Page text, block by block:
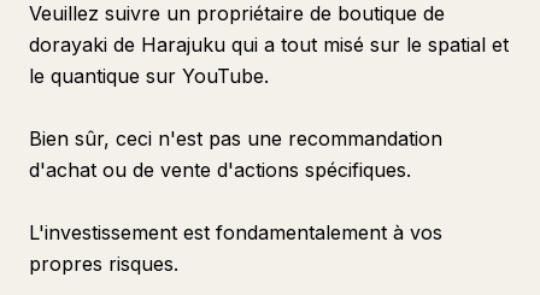
Veuillez suivre un propriétaire de boutique de
dorayaki de Harajuku qui a tout misé sur le spatial et
le quantique sur YouTube.
Bien sûr, ceci n'est pas une recommandation
d'achat ou de vente d'actions spécifiques.
L'investissement est fondamentalement à vos
propres risques.